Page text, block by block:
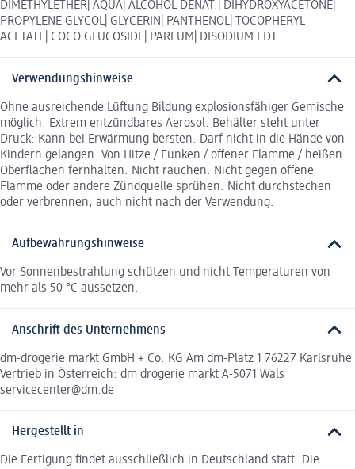
DIMETHYLETHER| AQUA| ALCOHOL DENAT.| DIHYDROXYACETONE|
PROPYLENE GLYCOL| GLYCERIN| PANTHENOL| TOCOPHERYL
ACETATE| COCO GLUCOSIDE| PARFUM| DISODIUM EDT
Verwendungshinweise
Ohne ausreichende Lüftung Bildung explosionsfähiger Gemische
möglich. Extrem entzündbares Aerosol. Behälter steht unter
Druck: Kann bei Erwärmung bersten. Darf nicht in die Hände von
Kindern gelangen. Von Hitze / Funken / offener Flamme / heißen
Oberflächen fernhalten. Nicht rauchen. Nicht gegen offene
Flamme oder andere Zündquelle sprühen. Nicht durchstechen
oder verbrennen, auch nicht nach der Verwendung.
Aufbewahrungshinweise
Vor Sonnenbestrahlung schützen und nicht Temperaturen von
mehr als 50 °C aussetzen.
Anschrift des Unternehmens
dm-drogerie markt GmbH + Co. KG Am dm-Platz 1 76227 Karlsruhe
Vertrieb in Österreich: dm drogerie markt A-5071 Wals
servicecenter@dm.de
Hergestellt in
Die Fertigung findet ausschließlich in Deutschland statt. Die